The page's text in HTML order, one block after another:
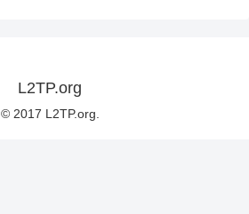
L2TP.org
© 2017 L2TP.org.